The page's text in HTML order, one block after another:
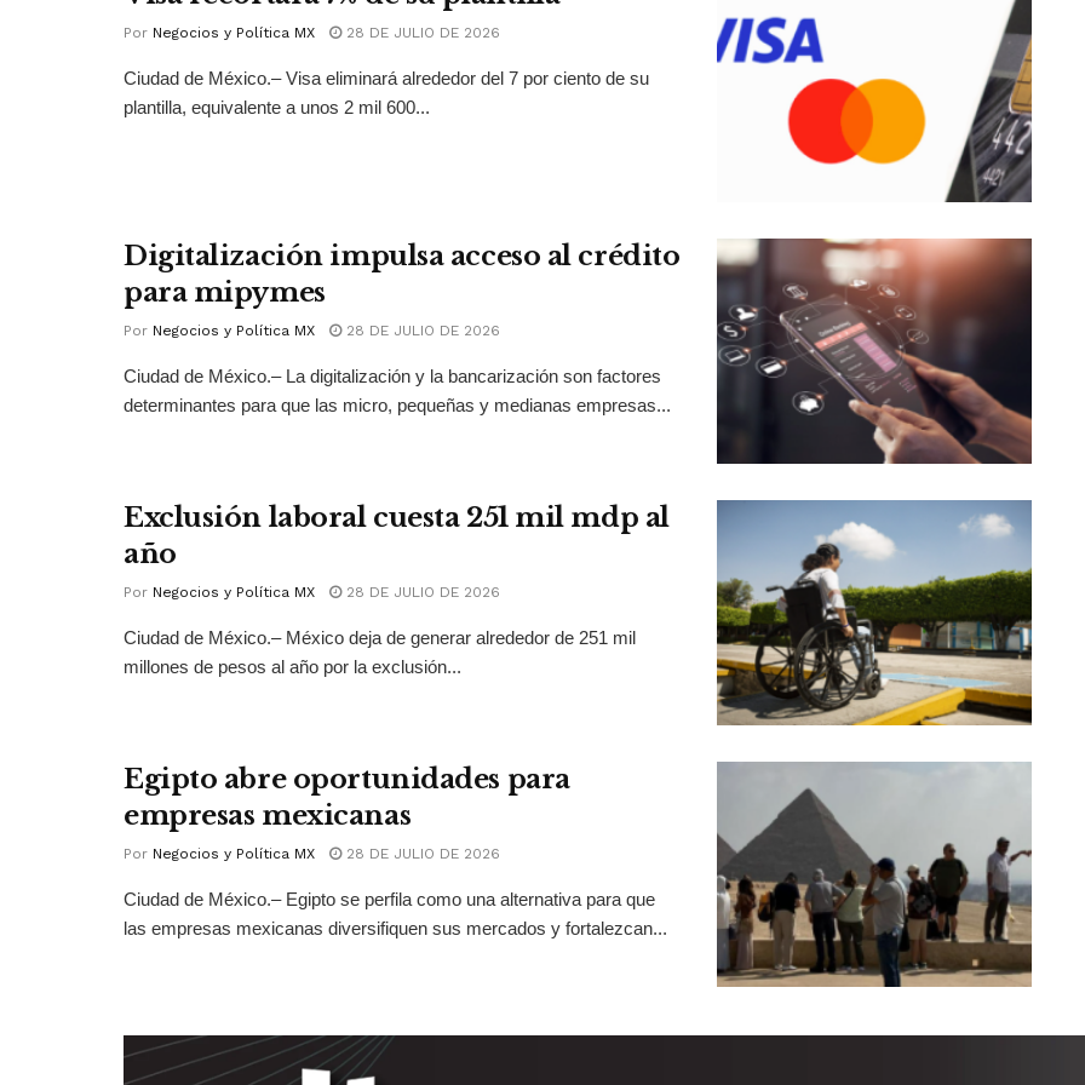
Por Negocios y Política MX 28 DE JULIO DE 2026
Ciudad de México.– Visa eliminará alrededor del 7 por ciento de su
plantilla, equivalente a unos 2 mil 600...
Digitalización impulsa acceso al crédito
para mipymes
Por Negocios y Política MX 28 DE JULIO DE 2026
Ciudad de México.– La digitalización y la bancarización son factores
determinantes para que las micro, pequeñas y medianas empresas...
Exclusión laboral cuesta 251 mil mdp al
año
Por Negocios y Política MX 28 DE JULIO DE 2026
Ciudad de México.– México deja de generar alrededor de 251 mil
millones de pesos al año por la exclusión...
Egipto abre oportunidades para
empresas mexicanas
Por Negocios y Política MX 28 DE JULIO DE 2026
Ciudad de México.– Egipto se perfila como una alternativa para que
las empresas mexicanas diversifiquen sus mercados y fortalezcan...